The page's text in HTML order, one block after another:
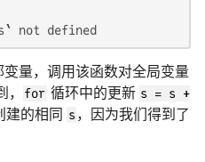
not defined
变量，调用该函数对全局变量
for 循环中的更新 s = s +
建的相同 s ，因为我们得到了